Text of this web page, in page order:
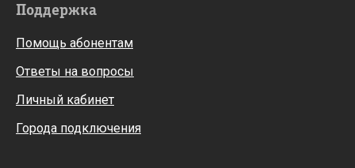
Поддержка
Помощь абонентам
Ответы на вопросы
Личный кабинет
Города подключения